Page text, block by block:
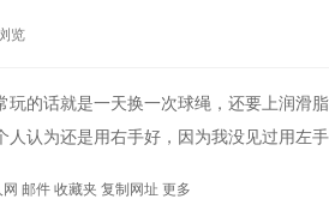
览
玩的话就是一天换一次球绳，还要上润滑
人认为还是用右手好，因为我没见过用左
网 邮件 收藏夹 复制网址 更多